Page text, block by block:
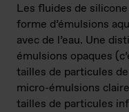
Les fluides de
forme d’émulsions
avec de l’eau. Une
émulsions opaques
tailles de particules
micro-émulsions
tailles de particules